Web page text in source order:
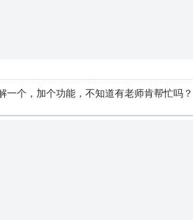
一个，加个功能，不知道有老师肯帮忙吗？